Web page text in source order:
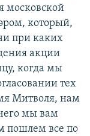
московской
который,
при каких
акции
когда мы
тех
Митволя, нам
мы вам
пошлем все по